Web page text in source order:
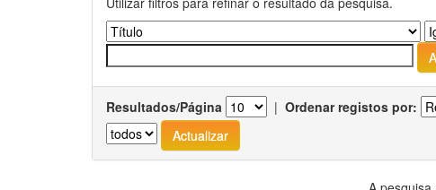
Resultados/Página | Ordenar registos por: